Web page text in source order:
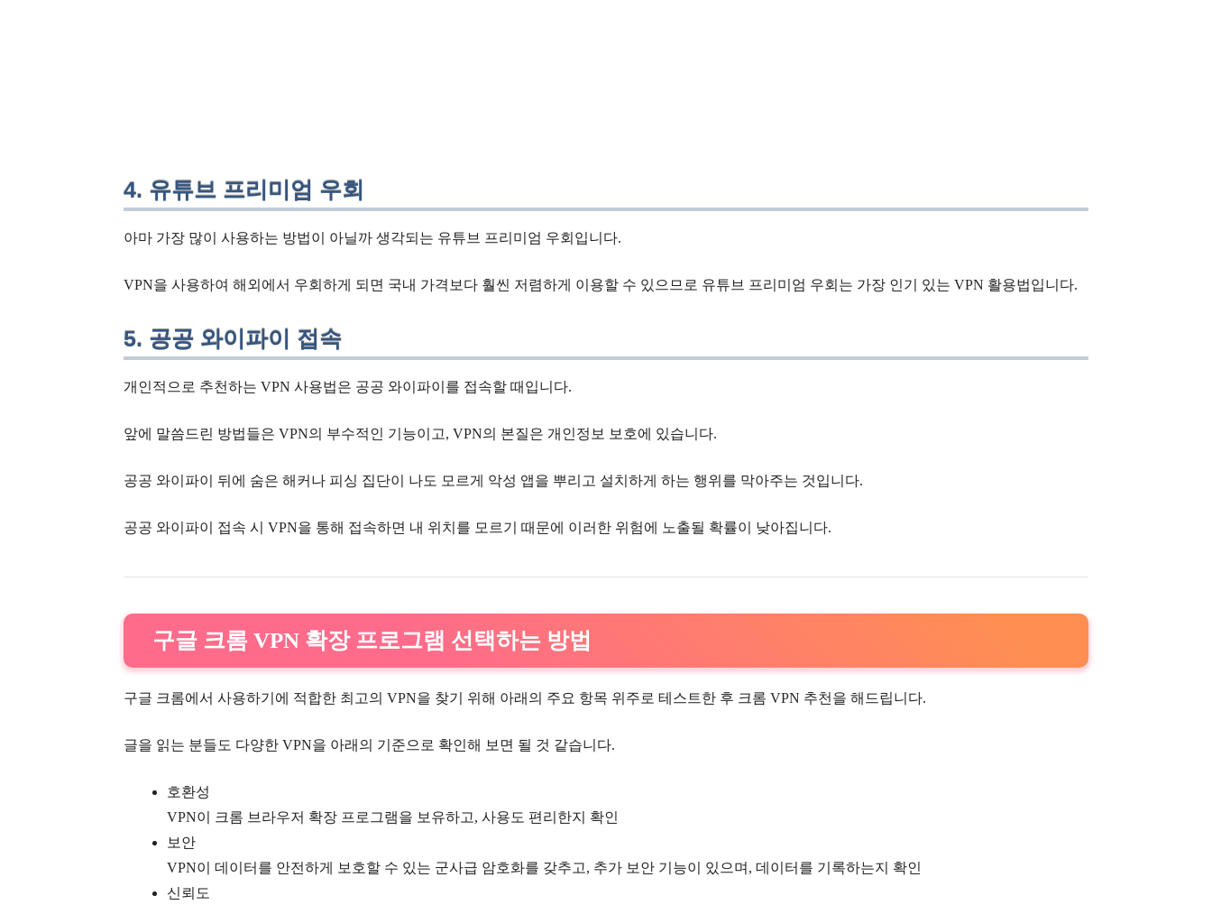
4. 유튜브 프리미엄 우회
아마 가장 많이 사용하는 방법이 아닐까 생각되는 유튜브 프리미엄 우회입니다.
VPN을 사용하여 해외에서 우회하게 되면 국내 가격보다 훨씬 저렴하게 이용할 수 있으므로 유튜브 프리미엄 우회는 가장 인기 있는 VPN 활용법입니다.
5. 공공 와이파이 접속
개인적으로 추천하는 VPN 사용법은 공공 와이파이를 접속할 때입니다.
앞에 말씀드린 방법들은 VPN의 부수적인 기능이고, VPN의 본질은 개인정보 보호에 있습니다.
공공 와이파이 뒤에 숨은 해커나 피싱 집단이 나도 모르게 악성 앱을 뿌리고 설치하게 하는 행위를 막아주는 것입니다.
공공 와이파이 접속 시 VPN을 통해 접속하면 내 위치를 모르기 때문에 이러한 위험에 노출될 확률이 낮아집니다.
구글 크롬 VPN 확장 프로그램 선택하는 방법
구글 크롬에서 사용하기에 적합한 최고의 VPN을 찾기 위해 아래의 주요 항목 위주로 테스트한 후 크롬 VPN 추천을 해드립니다.
글을 읽는 분들도 다양한 VPN을 아래의 기준으로 확인해 보면 될 것 같습니다.
호환성
VPN이 크롬 브라우저 확장 프로그램을 보유하고, 사용도 편리한지 확인
보안
VPN이 데이터를 안전하게 보호할 수 있는 군사급 암호화를 갖추고, 추가 보안 기능이 있으며, 데이터를 기록하는지 확인
신뢰도